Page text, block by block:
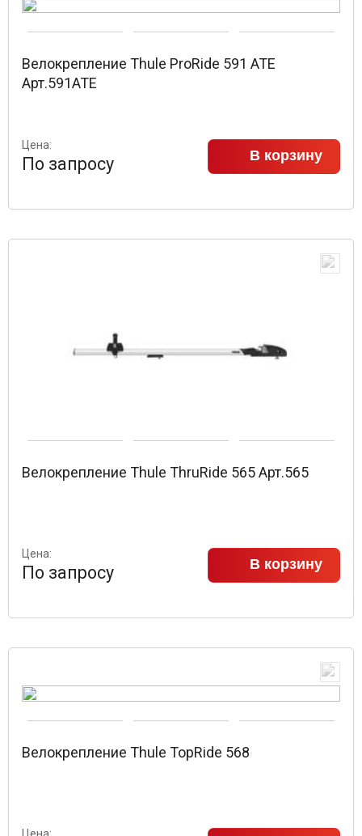
Велокрепление Thule ProRide 591 ATE
Арт.591ATE
Цена:
По запросу В корзину
Велокрепление Thule ThruRide 565 Арт.565
Цена:
По запросу В корзину
Велокрепление Thule TopRide 568